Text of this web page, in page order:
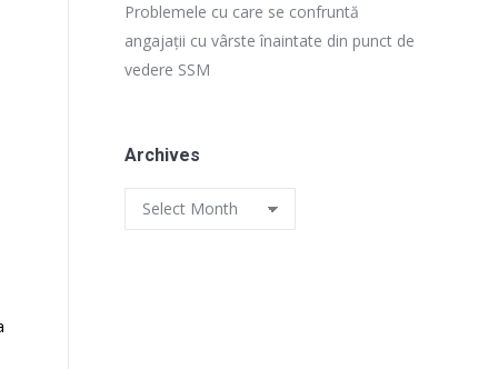
Problemele cu care se confruntă
angajații cu vârste înaintate din punct de
vedere SSM
Archives
Archives